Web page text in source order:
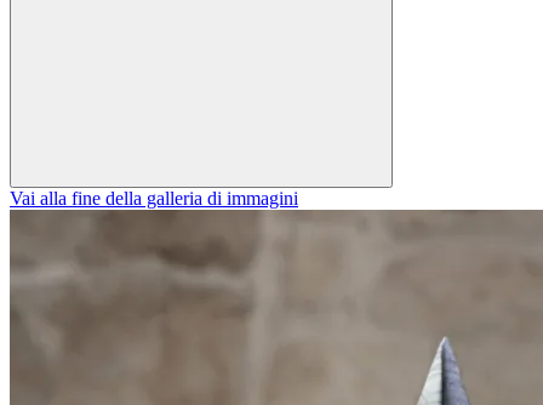
Vai alla fine della galleria di immagini